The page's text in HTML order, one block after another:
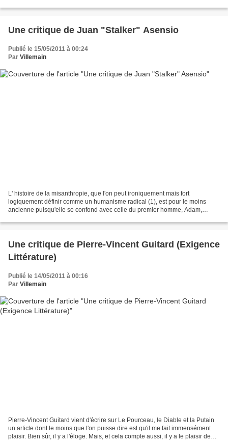
Une critique de Juan "Stalker" Asensio
Publié le 15/05/2011 à 00:24
Par Villemain
L' histoire de la misanthropie, que l'on peut ironiquement mais fort
logiquement définir comme un humanisme radical (1), est pour le moins
ancienne puisqu'elle se confond avec celle du premier homme, Adam,
Une critique de Pierre-Vincent Guitard (Exigence
Littérature)
Publié le 14/05/2011 à 00:16
Par Villemain
Pierre-Vincent Guitard vient d'écrire sur Le Pourceau, le Diable et la Putain
un article dont le moins que l'on puisse dire est qu'il me fait immensément
plaisir. Bien sûr, il y a l'éloge. Mais, et cela compte aussi, il y a le plaisir de